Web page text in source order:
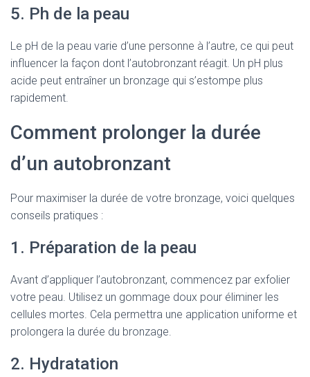
5. Ph de la peau
Le pH de la peau varie d’une personne à l’autre, ce qui peut
influencer la façon dont l’autobronzant réagit. Un pH plus
acide peut entraîner un bronzage qui s’estompe plus
rapidement.
Comment prolonger la durée
d’un autobronzant
Pour maximiser la durée de votre bronzage, voici quelques
conseils pratiques :
1. Préparation de la peau
Avant d’appliquer l’autobronzant, commencez par exfolier
votre peau. Utilisez un gommage doux pour éliminer les
cellules mortes. Cela permettra une application uniforme et
prolongera la durée du bronzage.
2. Hydratation